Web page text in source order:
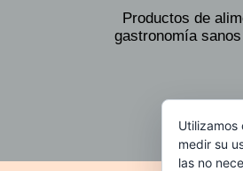
Productos de
gastronomía
medir su
las no